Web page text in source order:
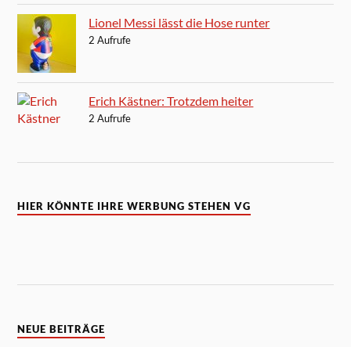
Lionel Messi lässt die Hose runter
2 Aufrufe
Erich Kästner: Trotzdem heiter
2 Aufrufe
HIER KÖNNTE IHRE WERBUNG STEHEN VG
NEUE BEITRÄGE